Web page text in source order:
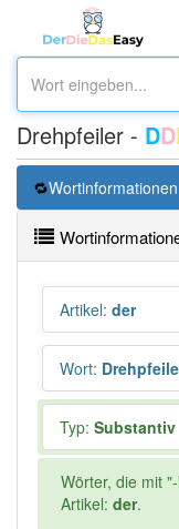
Drehpfeiler - DD
Wortinformationen
Artikel: der
Wort:
Typ: Substantiv
Wörter, die mit "-
Artikel: der.